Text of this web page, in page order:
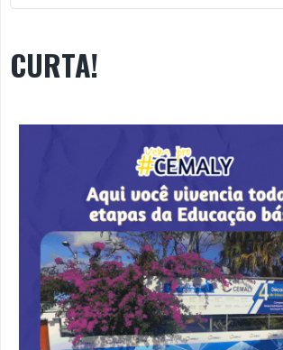
CURTA!